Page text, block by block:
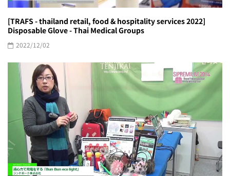
[TRAFS - thailand retail, food & hospitality services 2022]
Disposable Glove - Thai Medical Groups
2022/12/02